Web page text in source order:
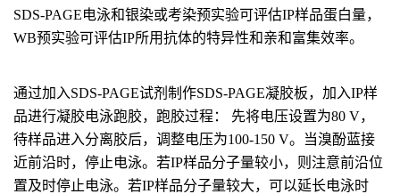
SDS-PAGE电泳和银染或考染预实验可评估IP样品蛋白量，
WB预实验可评估IP所用抗体的特异性和亲和富集效率。
通过加入SDS-PAGE试剂制作SDS-PAGE凝胶板，加入IP样
品进行凝胶电泳跑胶，跑胶过程： 先将电压设置为80 V，
待样品进入分离胶后，调整电压为100-150 V。当溴酚蓝接
近前沿时，停止电泳。若IP样品分子量较小，则注意前沿位
置及时停止电泳。若IP样品分子量较大，可以延长电泳时